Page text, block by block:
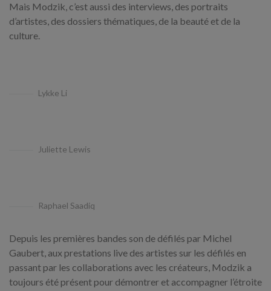
Mais Modzik, c’est aussi des interviews, des portraits
d’artistes, des dossiers thématiques, de la beauté et de la
culture.
Lykke Li
Juliette Lewis
Raphael Saadiq
Depuis les premières bandes son de défilés par Michel
Gaubert, aux prestations live des artistes sur les défilés en
passant par les collaborations avec les créateurs, Modzik a
toujours été présent pour démontrer et accompagner l’étroite